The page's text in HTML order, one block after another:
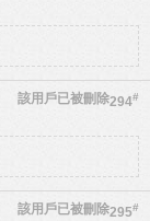
294#
該用戶已被刪除
295#
該用戶已被刪除